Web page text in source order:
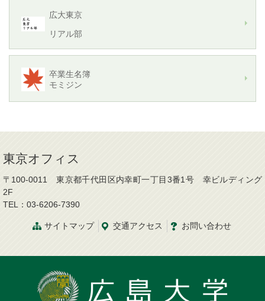
広大東京
リアル部
卒業生名簿
モミジン
東京オフィス
〒100-0011 東京都千代田区内幸町一丁目3番1号 幸ビルディング
2F
TEL：03-6206-7390
サイトマップ 交通アクセス お問い合わせ